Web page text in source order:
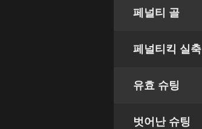
페널티 골
페널티킥 실축
유효 슈팅
벗어난 슈팅